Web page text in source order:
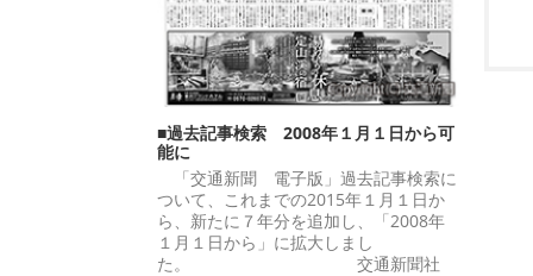
■過去記事検索 2008年１月１日から可
能に
「交通新聞 電子版」過去記事検索に
ついて、これまでの2015年１月１日か
ら、新たに７年分を追加し、「2008年
１月１日から」に拡大しまし
た。 交通新聞社